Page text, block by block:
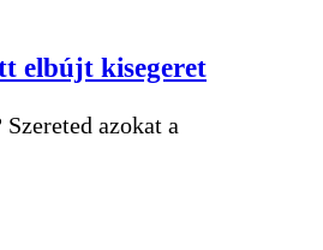
elbújt kisegeret
azokat a